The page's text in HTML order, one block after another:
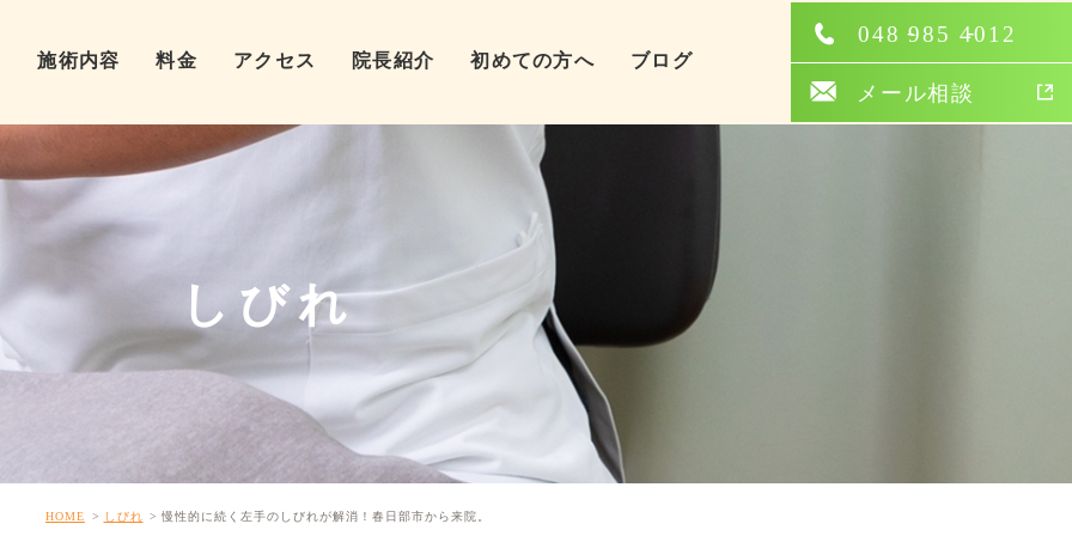
施術内容 料金 アクセス 院長紹介 初めての方へ ブログ
しびれ
HOME しびれ 慢性的に続く左手のしびれが解消！春日部市から来院。